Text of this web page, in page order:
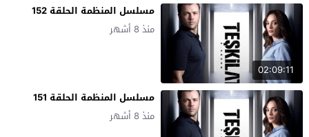
02:09:11
مسلسل المنظمة الحلقة 152
منذ 8 أشهر
مسلسل المنظمة الحلقة 151
منذ 8 أشهر